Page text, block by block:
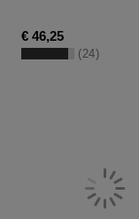
€ 46,25
24